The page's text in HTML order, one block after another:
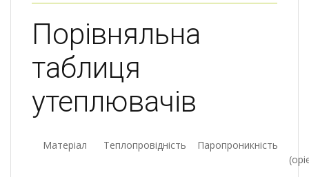
Порівняльна
таблиця
утеплювачів
Матеріал Теплопровідність Паропроникність